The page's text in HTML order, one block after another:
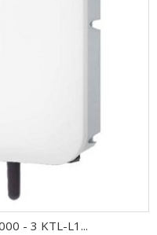
- 3 KTL-L1...